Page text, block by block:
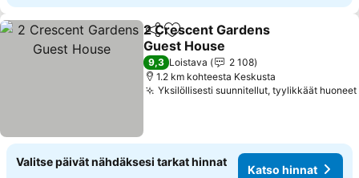
Jaa Lisää suosikkeihin
2 Crescent Gardens
Guest House
9,3 Loistava
2 108
1.2 km kohteesta Keskusta
Yksilöllisesti suunnitellut, tyylikkäät huoneet
Valitse päivät nähdäksesi tarkat hinnat
Katso hinnat